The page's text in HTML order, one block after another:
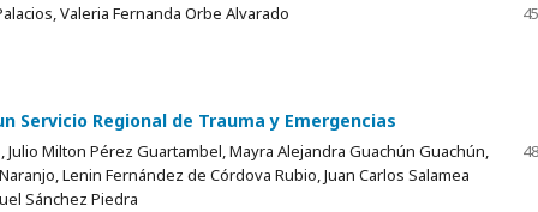
Valeria Fernanda Orbe Alvarado
Servicio Regional de Trauma y Emergencias
Milton Pérez Guartambel, Mayra Alejandra Guachún Guachún,
Lenin Fernández de Córdova Rubio, Juan Carlos Salamea
Sánchez Piedra